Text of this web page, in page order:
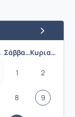
Επόμενος
Σάββατο Κυριακή
1 2
8 9